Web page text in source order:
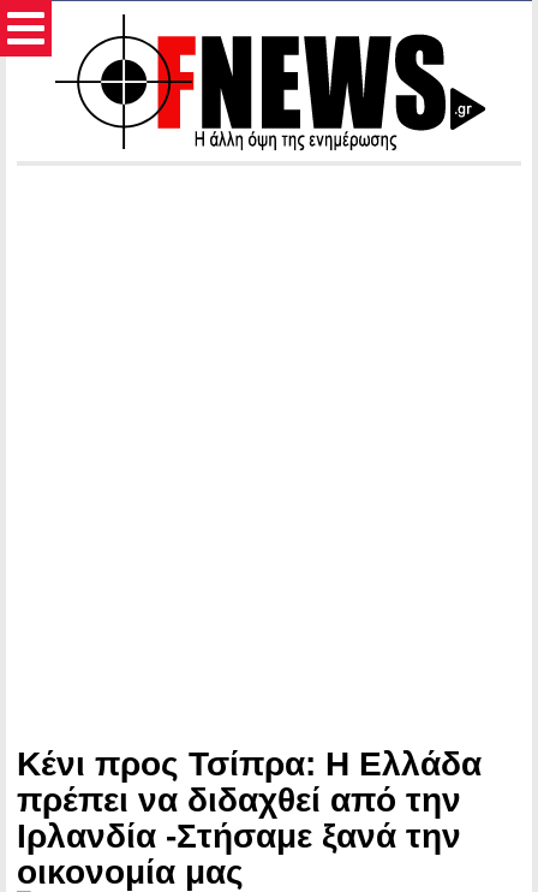
Κένι προς Τσίπρα: Η Ελλάδα
πρέπει να διδαχθεί από την
Ιρλανδία -Στήσαμε ξανά την
οικονομία μας